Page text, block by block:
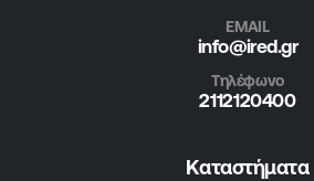
EMAIL
info@ired.gr
Τηλέφωνο
2112120400
Καταστήματα